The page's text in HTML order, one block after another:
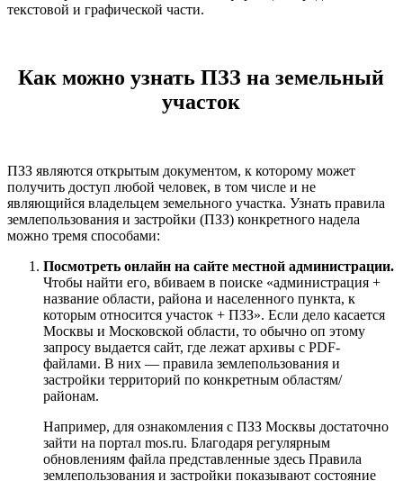
текстовой и графической части.
Как можно узнать ПЗЗ на земельный
участок
ПЗЗ являются открытым документом, к которому может
получить доступ любой человек, в том числе и не
являющийся владельцем земельного участка. Узнать правила
землепользования и застройки (ПЗЗ) конкретного надела
можно тремя способами:
Посмотреть онлайн на сайте местной администрации.
Чтобы найти его, вбиваем в поиске «администрация +
название области, района и населенного пункта, к
которым относится участок + ПЗЗ». Если дело касается
Москвы и Московской области, то обычно оп этому
запросу выдается сайт, где лежат архивы с PDF-
файлами. В них — правила землепользования и
застройки территорий по конкретным областям/
районам.
Например, для ознакомления с ПЗЗ Москвы достаточно
зайти на портал mos.ru. Благодаря регулярным
обновлениям файла представленные здесь Правила
землепользования и застройки показывают состояние